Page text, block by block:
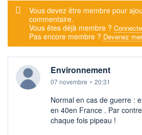
Message d'alerte
Vous devez être membre pour
commentaire.
Vous êtes déjà membre ?
Pas encore membre ? Devenez
Environnement
07 novembre • 20:31
Normal en cas de guerre :
en 40en France . Par
chaque fois pipeau !